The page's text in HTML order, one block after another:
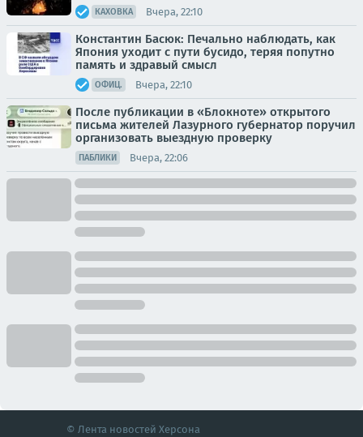
КАХОВКА Вчера, 22:10
Константин Басюк: Печально наблюдать, как
Япония уходит с пути бусидо, теряя попутно
память и здравый смысл
ОФИЦ. Вчера, 22:10
После публикации в «Блокноте» открытого
письма жителей Лазурного губернатор поручил
организовать выездную проверку
ПАБЛИКИ Вчера, 22:06
© Лента новостей Херсона